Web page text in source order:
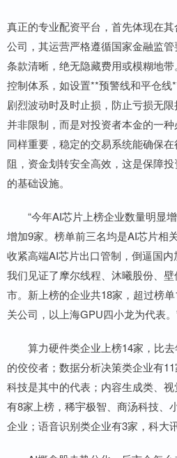
真正的专业配资平台，首先体现在
公司，其运营严格遵循国家金融监
条款清晰，绝无隐藏费用或模糊地
控制体系，如设置**预警线和平仓
剧烈波动时及时止损，防止亏损无
并非限制，而是对投资者本金的一
同样重要，稳定的交易系统能确保
阻，资金划转安全高效，这是保障
的基础设施。
“今年AI芯片上榜企业数量明显
增加9家。榜单前三名均是AI芯片相
收紧高端AI芯片出口管制，倒逼国内
我们见证了摩尔线程、沐曦股份、
市。新上榜的企业共18家，超过榜
关公司，以上海GPU四小龙为代表。
算力硬件类企业上榜14家，比去
的佼佼者；数据分析决策类企业有
科技是其中的代表；内容生成类、
有8家上榜，稀宇极智、商汤科技、
企业；语音识别类企业有3家，科大